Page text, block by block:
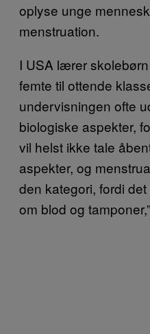
oplyse unge
menstruation.
I USA lærer
femte til ottende
undervisningen ofte
biologiske aspekter,
vil helst ikke tale
aspekter, og
den kategori, fordi
om blod og